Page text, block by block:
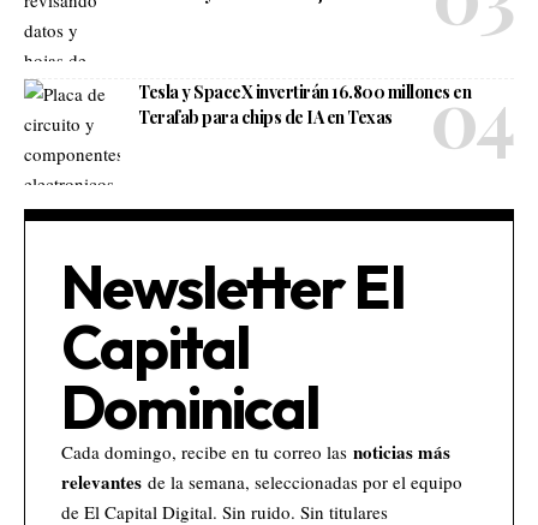
Tesla y SpaceX invertirán 16.800 millones en
Terafab para chips de IA en Texas
Newsletter El
Capital
Dominical
Cada domingo, recibe en tu correo las noticias más
relevantes de la semana, seleccionadas por el equipo
de El Capital Digital. Sin ruido. Sin titulares